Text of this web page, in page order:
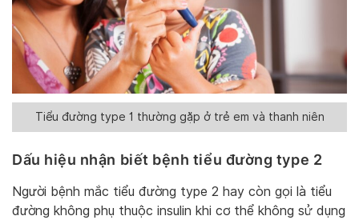
Tiểu đường type 1 thường gặp ở trẻ em và thanh niên
Dấu hiệu nhận biết bệnh tiểu đường type 2
Người bệnh mắc tiểu đường type 2 hay còn gọi là tiểu
đường không phụ thuộc insulin khi cơ thể không sử dụng